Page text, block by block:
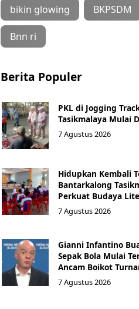
bikin glowing BKPSDM
Bnn ri
Berita Populer
PKL di Jogging
Tasikmalaya Mulai
7 Agustus 2026
Hidupkan Kembali
Bantarkalong
Perkuat Budaya
7 Agustus 2026
Gianni Infantino
Sepak Bola Mulai
Ancam Boikot
7 Agustus 2026